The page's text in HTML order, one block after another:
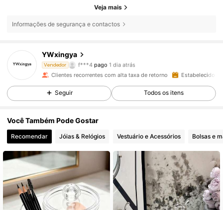
Veja mais
Informações de segurança e contactos
YWxingya
Vendedor
4,87
f***4 pago 1 dia atrás
a***4seguiu8 horas atrás
21K Seguidores
4,87 21K Seguidores
4,87 21K Seguidores
4,87 21K Seguidores
Clientes recorrentes com alta taxa de retorno Estabelecido
Seguir Todos os itens
Você Também Pode Gostar
Recomendar Jóias & Relógios Vestuário e Acessórios Bolsas e